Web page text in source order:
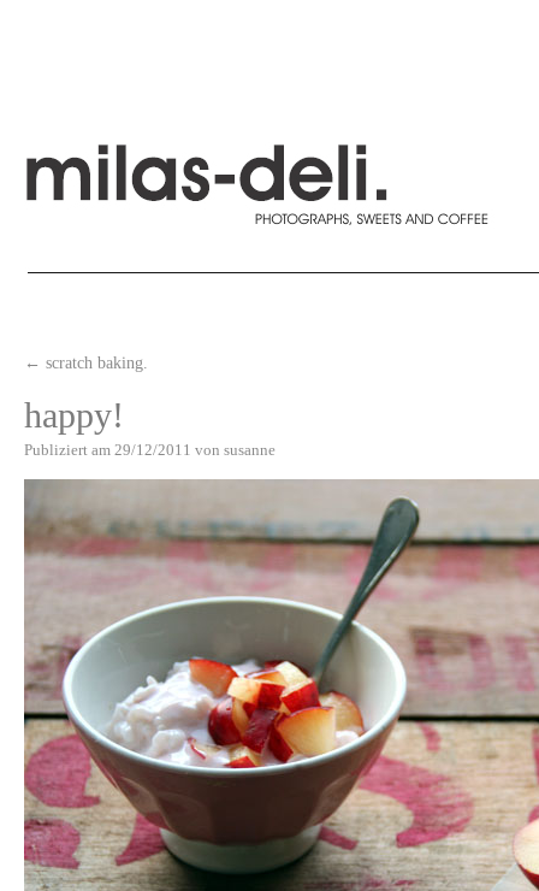
← scratch baking.
happy!
Publiziert am 29/12/2011 von susanne